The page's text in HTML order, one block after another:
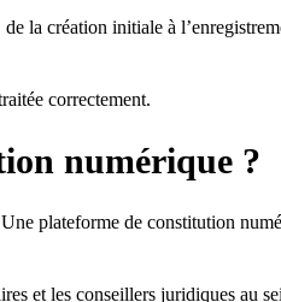
la création initiale à
correctement.
numérique ?
plateforme de constitution
et les conseillers juridiques au